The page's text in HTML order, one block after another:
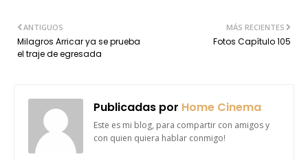
MÁS RECIENTES
Fotos Capítulo 105
ANTIGUOS
Milagros Arricar ya se prueba
el traje de egresada
Publicadas por Home Cinema
Este es mi blog, para compartir con amigos y
con quien quiera hablar conmigo!